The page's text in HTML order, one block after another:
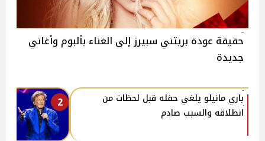
حقيقة عودة بريتني سبيرز إلى الغناء بألبوم وأغاني
جديدة
2
باري مانيلو يلغي حفله قبل لحظات من
انطلاقه والسبب صادم